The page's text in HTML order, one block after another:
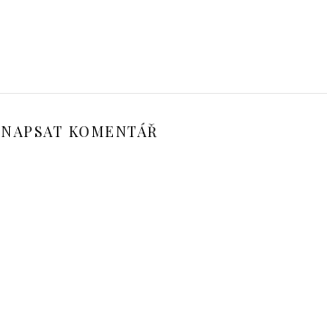
NAPSAT KOMENTÁŘ